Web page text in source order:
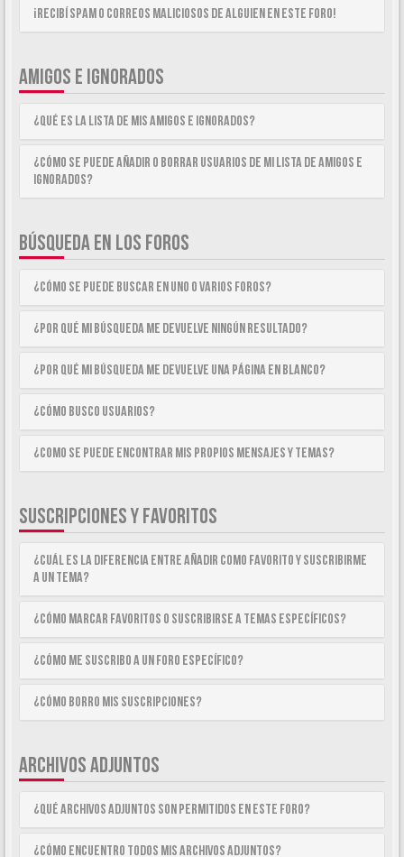
¡Recibí spam o correos maliciosos de alguien en este foro!
AMIGOS E IGNORADOS
¿Qué es la lista de Mis Amigos e Ignorados?
¿Cómo se puede añadir o borrar usuarios de mi lista de Amigos e
Ignorados?
BÚSQUEDA EN LOS FOROS
¿Cómo se puede buscar en uno o varios foros?
¿Por qué mi búsqueda me devuelve ningún resultado?
¿Por qué mi búsqueda me devuelve una página en blanco?
¿Cómo busco usuarios?
¿Como se puede encontrar mis propios mensajes y temas?
SUSCRIPCIONES Y FAVORITOS
¿Cuál es la diferencia entre añadir como Favorito y suscribirme
a un tema?
¿Cómo marcar Favoritos o suscribirse a temas específicos?
¿Cómo me suscribo a un foro específico?
¿Cómo borro mis suscripciones?
ARCHIVOS ADJUNTOS
¿Qué archivos adjuntos son permitidos en este foro?
¿Cómo encuentro todos mis archivos adjuntos?